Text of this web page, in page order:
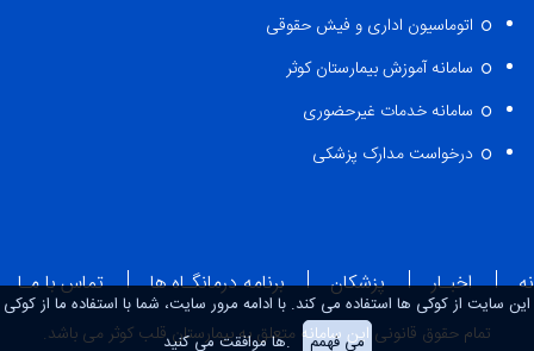
اتوماسیون اداری و فیش حقوقی
سامانه آموزش بیمارستان کوثر
سامانه خدمات غیرحضوری
درخواست مدارک پزشکی
اخبـار پزشکان برنامه درمانگـاه ها تماس با مـا
تمام حقوق قانونی این سامانه متعلق به بیمارستان قلب کوثر می باشد.
این سایت از کوکی ها استفاده می کند. با ادامه مرور سایت، شما با استفاده ما از کوکی
ها موافقت می کنید.
می فهمم